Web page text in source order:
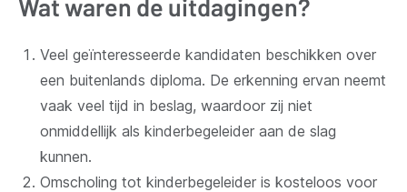
Wat waren de uitdagingen?
Veel geïnteresseerde kandidaten beschikken over
een buitenlands diploma. De erkenning ervan neemt
vaak veel tijd in beslag, waardoor zij niet
onmiddellijk als kinderbegeleider aan de slag
kunnen.
Omscholing tot kinderbegeleider is kosteloos voor